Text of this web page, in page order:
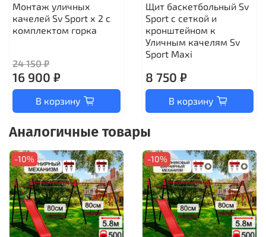
Монтаж уличных
качелей Sv Sport х 2 с
комплектом горка
24 150 ₽
16 900 ₽
В корзину
Щит баскетбольный Sv
Sport c сеткой и
кронштейном к
Уличным качелям Sv
Sport Maхi
8 750 ₽
В корзину
Аналогичные товары
-10% -10%